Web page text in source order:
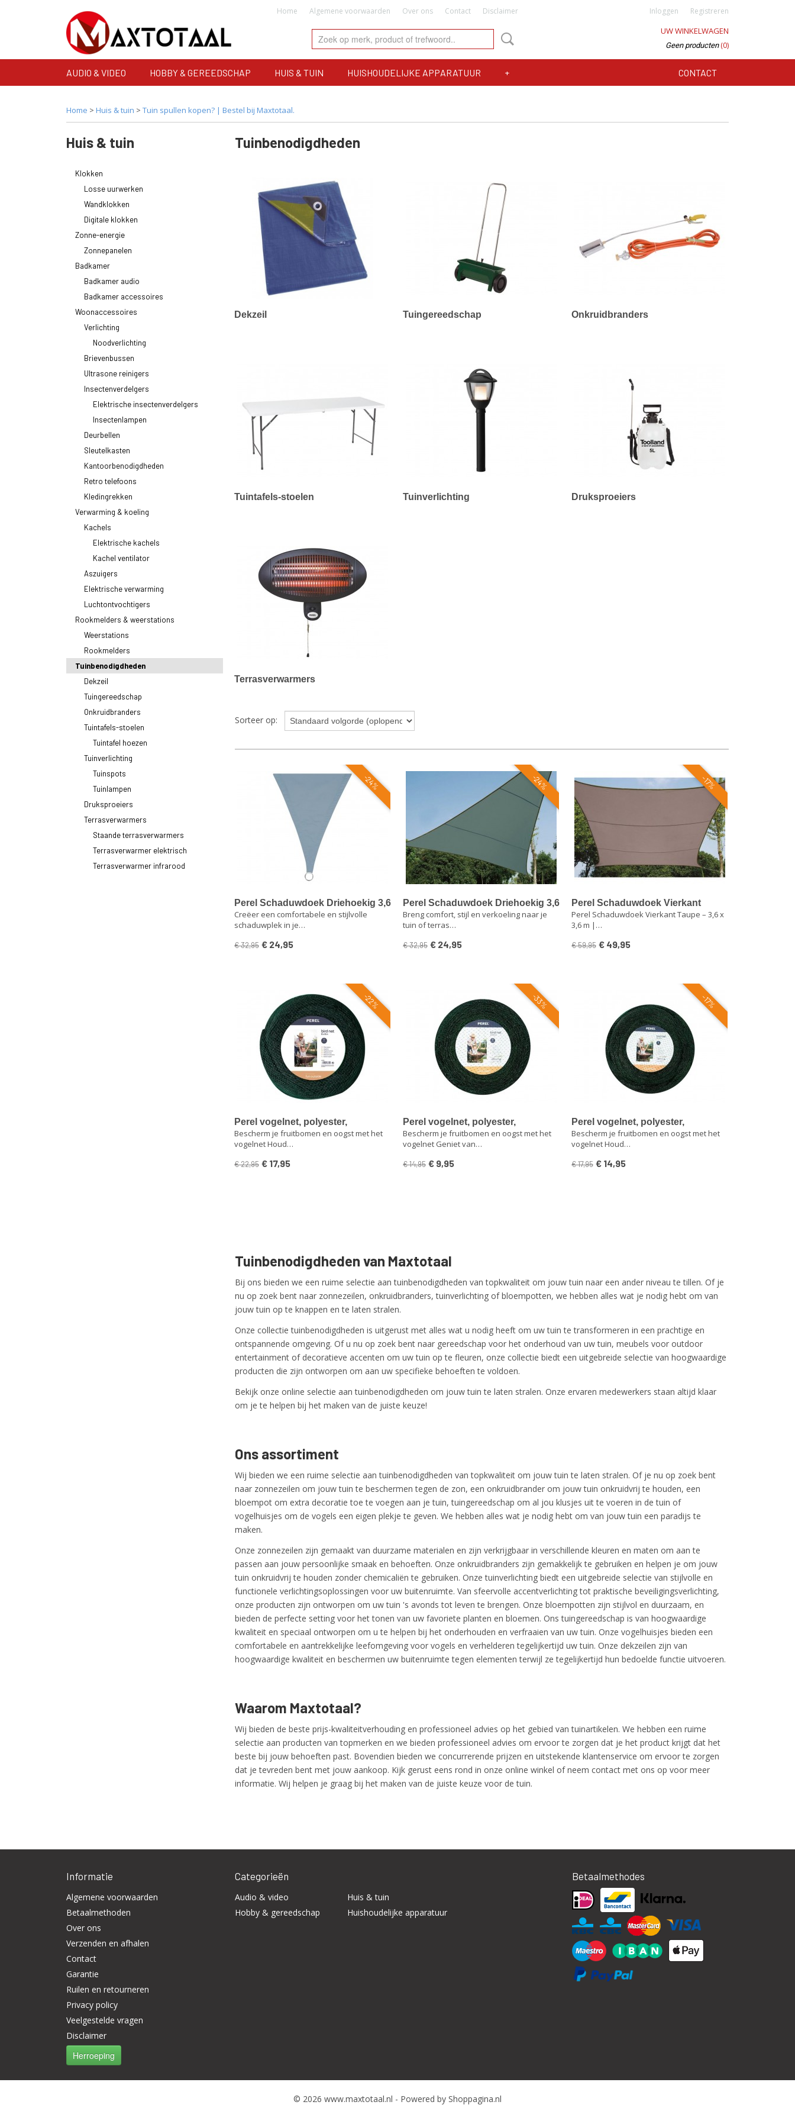
Home Algemene voorwaarden Over ons Contact Disclaimer Inloggen Registreren
UW WINKELWAGEN
Geen producten (0)
CONTACT
AUDIO & VIDEO HOBBY & GEREEDSCHAP HUIS & TUIN HUISHOUDELIJKE APPARATUUR +
Home > Huis & tuin > Tuin spullen kopen? | Bestel bij Maxtotaal.
Huis & tuin
Klokken
Losse uurwerken
Wandklokken
Digitale klokken
Zonne-energie
Zonnepanelen
Badkamer
Badkamer audio
Badkamer accessoires
Woonaccessoires
Verlichting
Noodverlichting
Brievenbussen
Ultrasone reinigers
Insectenverdelgers
Elektrische insectenverdelgers
Insectenlampen
Deurbellen
Sleutelkasten
Kantoorbenodigdheden
Retro telefoons
Kledingrekken
Verwarming & koeling
Kachels
Elektrische kachels
Kachel ventilator
Aszuigers
Elektrische verwarming
Luchtontvochtigers
Rookmelders & weerstations
Weerstations
Rookmelders
Tuinbenodigdheden
Dekzeil
Tuingereedschap
Onkruidbranders
Tuintafels-stoelen
Tuintafel hoezen
Tuinverlichting
Tuinspots
Tuinlampen
Druksproeiers
Terrasverwarmers
Staande terrasverwarmers
Terrasverwarmer elektrisch
Terrasverwarmer infrarood
Tuinbenodigdheden
Dekzeil Tuingereedschap Onkruidbranders
Tuintafels-stoelen Tuinverlichting Druksproeiers
Terrasverwarmers
Sorteer op:
-24%
Perel Schaduwdoek Driehoekig 3,6
x 3,6 x 3,6 m – Lichtgrijs |
Waterafstotend & UV-
Creëer een comfortabele en stijlvolle
schaduwplek in je…
€ 32,95 € 24,95
-24%
Perel Schaduwdoek Driehoekig 3,6
x 3,6 x 3,6 m – Groengrijs | UV-
beschermend & Waterafstotend
Breng comfort, stijl en verkoeling naar je
tuin of terras…
€ 32,95 € 24,95
-17%
Perel Schaduwdoek Vierkant
Taupe – 3,6 x 3,6 m | Waterdicht &
UV-bestendig
Perel Schaduwdoek Vierkant Taupe – 3,6 x
3,6 m |…
€ 59,95 € 49,95
-22%
Perel vogelnet, polyester,
maaswijdte 2 cm², 8 x 8 m, groen
Bescherm je fruitbomen en oogst met het
vogelnet Houd…
€ 22,95 € 17,95
-33%
Perel vogelnet, polyester,
maaswijdte 2 cm², 2 x 10 m, groen
Bescherm je fruitbomen en oogst met het
vogelnet Geniet van…
€ 14,95 € 9,95
-17%
Perel vogelnet, polyester,
maaswijdte 2 cm², 4 x 10 m, groen
Bescherm je fruitbomen en oogst met het
vogelnet Houd…
€ 17,95 € 14,95
Tuinbenodigdheden van Maxtotaal
Bij ons bieden we een ruime selectie aan tuinbenodigdheden van topkwaliteit om jouw tuin naar een ander niveau te tillen. Of je
nu op zoek bent naar zonnezeilen, onkruidbranders, tuinverlichting of bloempotten, we hebben alles wat je nodig hebt om van
jouw tuin op te knappen en te laten stralen.
Onze collectie tuinbenodigdheden is uitgerust met alles wat u nodig heeft om uw tuin te transformeren in een prachtige en
ontspannende omgeving. Of u nu op zoek bent naar gereedschap voor het onderhoud van uw tuin, meubels voor outdoor
entertainment of decoratieve accenten om uw tuin op te fleuren, onze collectie biedt een uitgebreide selectie van hoogwaardige
producten die zijn ontworpen om aan uw specifieke behoeften te voldoen.
Bekijk onze online selectie aan tuinbenodigdheden om jouw tuin te laten stralen. Onze ervaren medewerkers staan altijd klaar
om je te helpen bij het maken van de juiste keuze!
Ons assortiment
Wij bieden we een ruime selectie aan tuinbenodigdheden van topkwaliteit om jouw tuin te laten stralen. Of je nu op zoek bent
naar zonnezeilen om jouw tuin te beschermen tegen de zon, een onkruidbrander om jouw tuin onkruidvrij te houden, een
bloempot om extra decoratie toe te voegen aan je tuin, tuingereedschap om al jou klusjes uit te voeren in de tuin of
vogelhuisjes om de vogels een eigen plekje te geven. We hebben alles wat je nodig hebt om van jouw tuin een paradijs te
maken.
Onze zonnezeilen zijn gemaakt van duurzame materialen en zijn verkrijgbaar in verschillende kleuren en maten om aan te
passen aan jouw persoonlijke smaak en behoeften. Onze onkruidbranders zijn gemakkelijk te gebruiken en helpen je om jouw
tuin onkruidvrij te houden zonder chemicaliën te gebruiken. Onze tuinverlichting biedt een uitgebreide selectie van stijlvolle en
functionele verlichtingsoplossingen voor uw buitenruimte. Van sfeervolle accentverlichting tot praktische beveiligingsverlichting,
onze producten zijn ontworpen om uw tuin 's avonds tot leven te brengen. Onze bloempotten zijn stijlvol en duurzaam, en
bieden de perfecte setting voor het tonen van uw favoriete planten en bloemen. Ons tuingereedschap is van hoogwaardige
kwaliteit en speciaal ontworpen om u te helpen bij het onderhouden en verfraaien van uw tuin. Onze vogelhuisjes bieden een
comfortabele en aantrekkelijke leefomgeving voor vogels en verhelderen tegelijkertijd uw tuin. Onze dekzeilen zijn van
hoogwaardige kwaliteit en beschermen uw buitenruimte tegen elementen terwijl ze tegelijkertijd hun bedoelde functie uitvoeren.
Waarom Maxtotaal?
Wij bieden de beste prijs-kwaliteitverhouding en professioneel advies op het gebied van tuinartikelen. We hebben een ruime
selectie aan producten van topmerken en we bieden professioneel advies om ervoor te zorgen dat je het product krijgt dat het
beste bij jouw behoeften past. Bovendien bieden we concurrerende prijzen en uitstekende klantenservice om ervoor te zorgen
dat je tevreden bent met jouw aankoop. Kijk gerust eens rond in onze online winkel of neem contact met ons op voor meer
informatie. Wij helpen je graag bij het maken van de juiste keuze voor de tuin.
Informatie
Algemene voorwaarden
Betaalmethoden
Over ons
Verzenden en afhalen
Contact
Garantie
Ruilen en retourneren
Privacy policy
Veelgestelde vragen
Disclaimer
Herroeping
Categorieën
Audio & video
Hobby & gereedschap
Huis & tuin
Huishoudelijke apparatuur
Betaalmethodes
© 2026 www.maxtotaal.nl - Powered by Shoppagina.nl